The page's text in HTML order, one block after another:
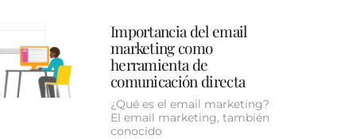
Importancia del email
marketing como
herramienta de
comunicación directa
¿Qué es el email marketing?
El email marketing, también
conocido